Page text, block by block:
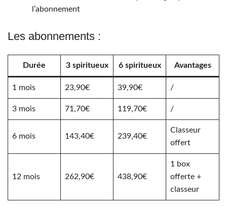
l’abonnement
Les abonnements :
Durée 3 spiritueux 6 spiritueux Avantages
1 mois 23,90€ 39,90€ /
3 mois 71,70€ 119,70€ /
6 mois 143,40€ 239,40€
Classeur
offert
12 mois 262,90€ 438,90€
1 box
offerte +
classeur